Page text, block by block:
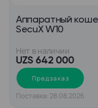
Аппаратный
SecuX W10
Нет в наличии
UZS 642 000
Предзаказ
Поставка: 28.08.2026